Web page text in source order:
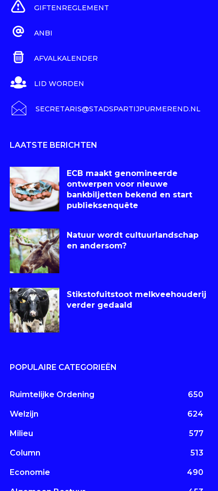
GIFTENREGLEMENT
ANBI
AFVALKALENDER
LID WORDEN
SECRETARIS@STADSPARTIJPURMEREND.NL
LAATSTE BERICHTEN
ECB maakt genomineerde
ontwerpen voor nieuwe
bankbiljetten bekend en start
publieksenquête
Natuur wordt cultuurlandschap
en andersom?
Stikstofuitstoot melkveehouderij
verder gedaald
POPULAIRE CATEGORIEËN
Ruimtelijke Ordening 650
Welzijn 624
Milieu 577
Column 513
Economie 490